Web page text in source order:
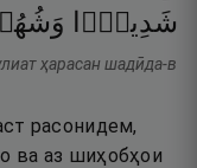
شَدِيدًۭا
ҳарасан шадӣда-в
расонидем,
ва аз шиҳобҳои